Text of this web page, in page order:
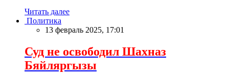
Читать далее
Политика
13 февраль 2025, 17:01
Суд не освободил Шахназ
Бяйляргызы